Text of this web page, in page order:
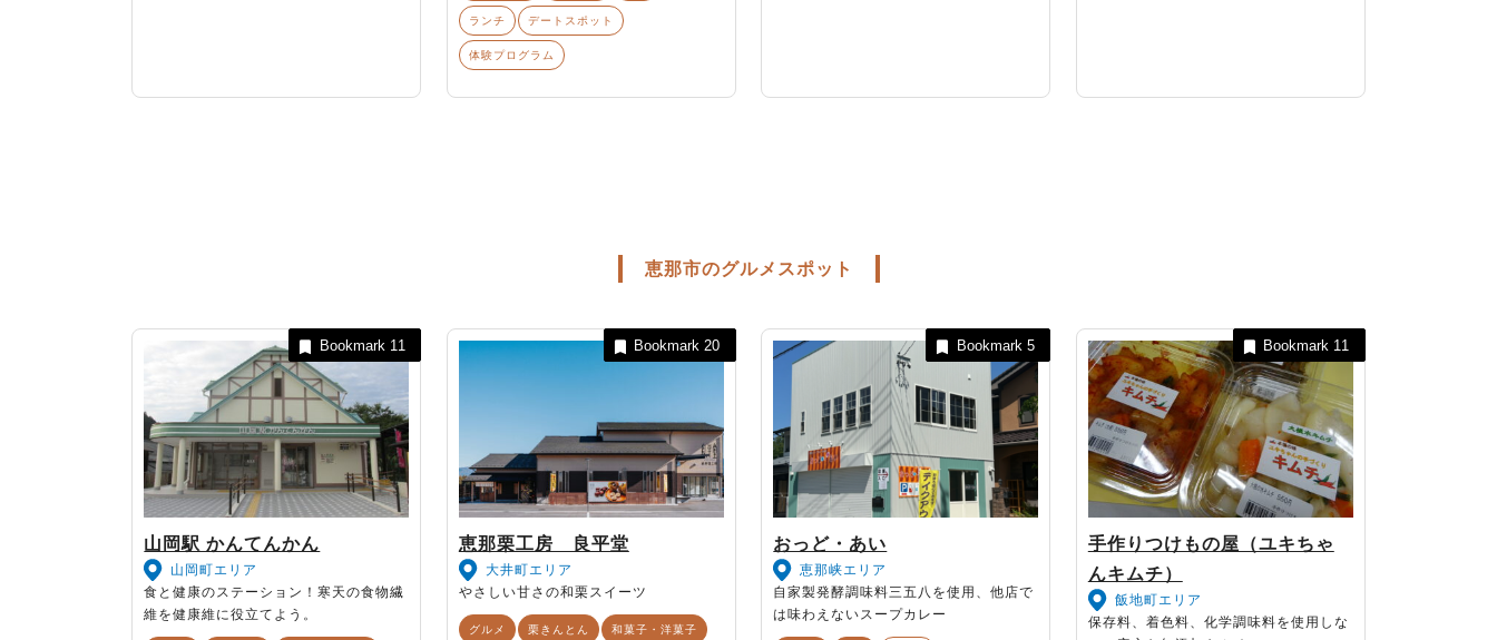
ランチ デートスポット
体験プログラム
恵那市のグルメスポット
山岡駅 かんてんかん
山岡町エリア
食と健康のステーション！寒天の食物繊
維を健康維に役立てよう。
Bookmark 11
恵那栗工房 良平堂
大井町エリア
やさしい甘さの和栗スイーツ
グルメ 栗きんとん 和菓子・洋菓子
Bookmark 20
おっど・あい
恵那峡エリア
自家製発酵調味料三五八を使用、他店で
は味わえないスープカレー
Bookmark 5
手作りつけもの屋（ユキちゃ
んキムチ）
飯地町エリア
保存料、着色料、化学調味料を使用しな
Bookmark 11